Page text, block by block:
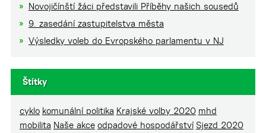
Novojičínští žáci představili Příběhy našich sousedů
9. zasedání zastupitelstva města
Výsledky voleb do Evropského parlamentu v NJ
Štítky
cyklo komunální politika Krajské volby 2020 mhd
mobilita Naše akce odpadové hospodářství Sjezd 2020